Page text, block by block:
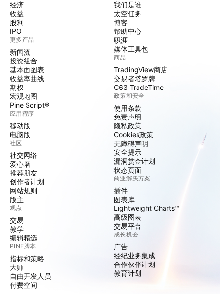
经济
收益
股利
IPO
更多产品
新闻流
投资组合
基本面图表
收益率曲线
期权
宏观地图
Pine Script®
应用程序
移动版
电脑版
社区
社交网络
爱心墙
推荐朋友
创作者计划
网站规则
版主
观点
交易
教学
编辑精选
PINE脚本
指标和策略
大师
自由开发人员
付费空间
我们是谁
太空任务
博客
帮助中心
职涯
媒体工具包
商品
TradingView商店
交易者塔罗牌
C63 TradeTime
政策和安全
使用条款
免责声明
隐私政策
Cookies政策
无障碍声明
安全提示
漏洞赏金计划
状态页面
商业解决方案
插件
图表库
Lightweight Charts™
高级图表
交易平台
成长机会
广告
经纪业务集成
合作伙伴计划
教育计划